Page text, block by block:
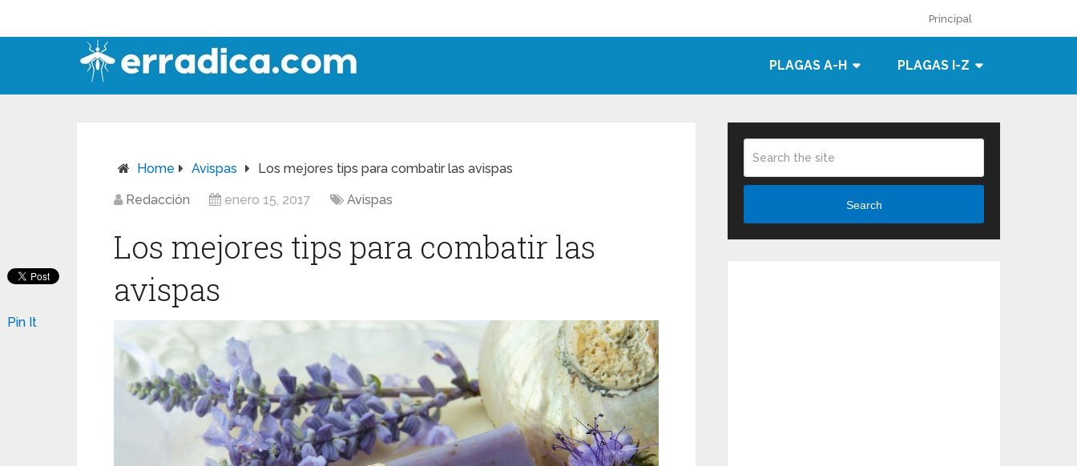
Principal
PLAGAS A-H PLAGAS I-Z
Home Avispas Los mejores tips para combatir las avispas
Redacción enero 15, 2017 Avispas
Los mejores tips para combatir las
avispas
Pin It
Search